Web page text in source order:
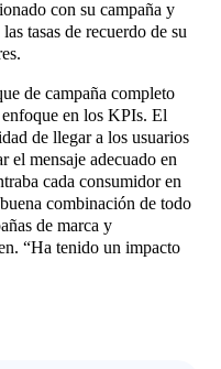
con su campaña y
tasas de recuerdo de su
de campaña completo
en los KPIs. El
de llegar a los usuarios
el mensaje adecuado en
cada consumidor en
combinación de todo
de marca y
“Ha tenido un impacto